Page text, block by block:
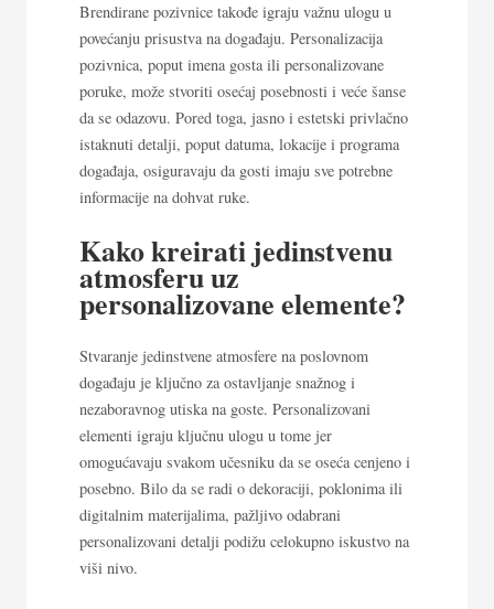
Brendirane pozivnice takođe igraju važnu ulogu u
povećanju prisustva na događaju. Personalizacija
pozivnica, poput imena gosta ili personalizovane
poruke, može stvoriti osećaj posebnosti i veće šanse
da se odazovu. Pored toga, jasno i estetski privlačno
istaknuti detalji, poput datuma, lokacije i programa
događaja, osiguravaju da gosti imaju sve potrebne
informacije na dohvat ruke.
Kako kreirati jedinstvenu
atmosferu uz
personalizovane elemente?
Stvaranje jedinstvene atmosfere na poslovnom
događaju je ključno za ostavljanje snažnog i
nezaboravnog utiska na goste. Personalizovani
elementi igraju ključnu ulogu u tome jer
omogućavaju svakom učesniku da se oseća cenjeno i
posebno. Bilo da se radi o dekoraciji, poklonima ili
digitalnim materijalima, pažljivo odabrani
personalizovani detalji podižu celokupno iskustvo na
viši nivo.